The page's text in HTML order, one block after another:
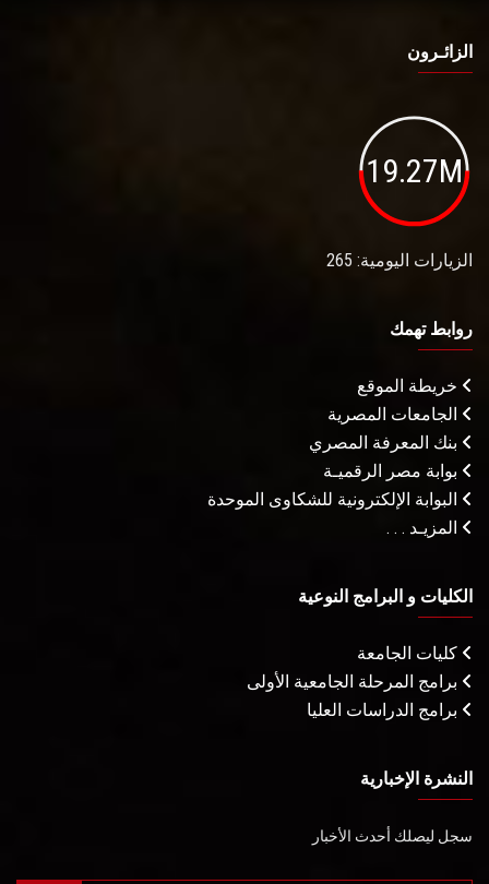
الزائـرون
19.27M
الزيارات اليومية: 265
روابط تهمك
خريطة الموقع
الجامعات المصرية
بنك المعرفة المصري
بوابة مصر الرقميـة
البوابة الإلكترونية للشكاوى الموحدة
المزيـد . . .
الكليات و البرامج النوعية
كليات الجامعة
برامج المرحلة الجامعية الأولى
برامج الدراسات العليا
النشرة الإخبارية
سجل ليصلك أحدث الأخبار